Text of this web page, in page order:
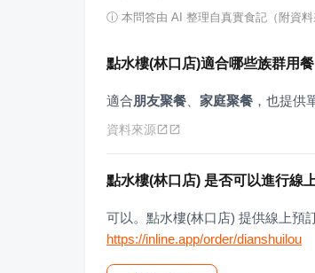
ⓘ 本問答由 AI 整理自真實食記（附資料
點水樓(林口店)適合哪些族群用餐
適合朋友聚餐 家庭聚餐 ，也提供
資料來源
點水樓(林口店) 是否可以進行線
可以。點水樓(林口店) 提供線上預
https://inline.app/order/dianshuilou